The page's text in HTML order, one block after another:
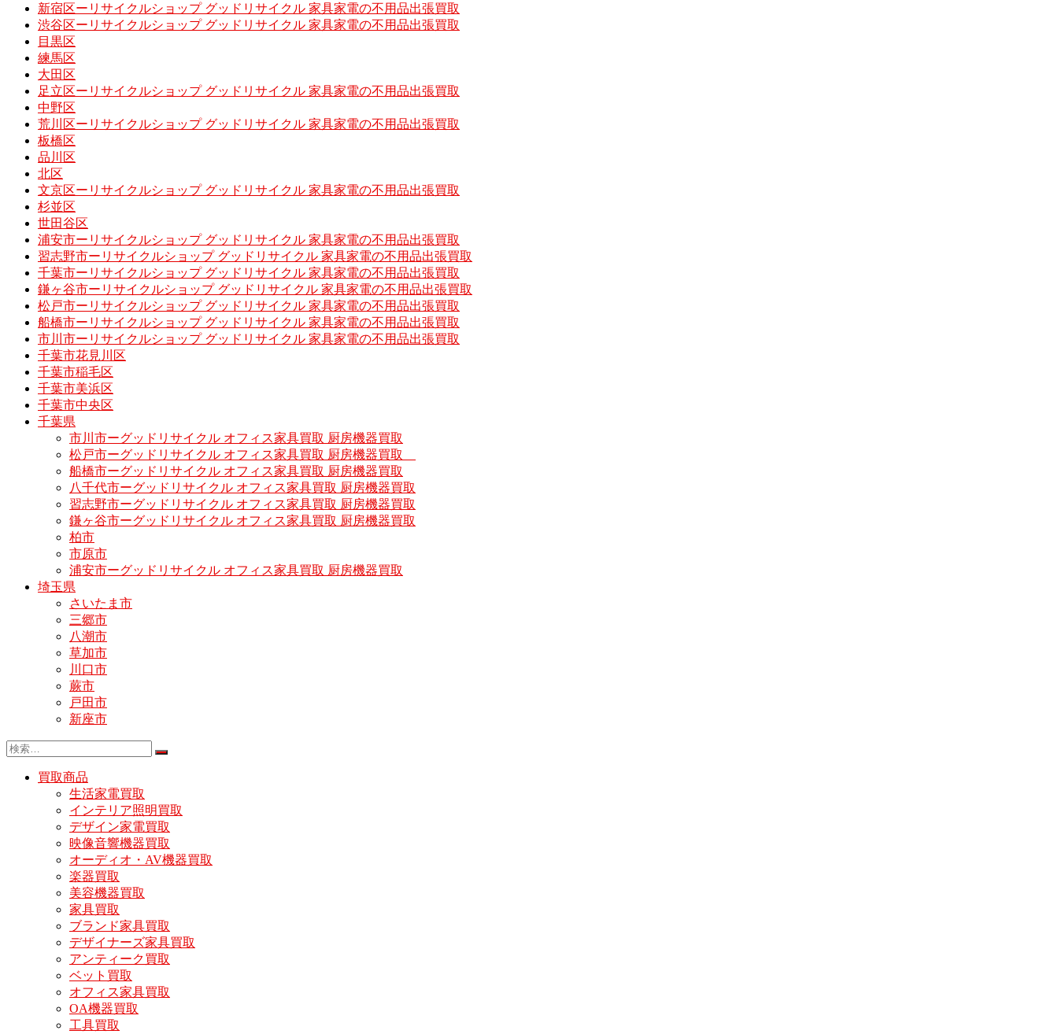
新宿区ーリサイクルショップ グッドリサイクル 家具家電の不用品出張買取
渋谷区ーリサイクルショップ グッドリサイクル 家具家電の不用品出張買取
目黒区
練馬区
大田区
足立区ーリサイクルショップ グッドリサイクル 家具家電の不用品出張買取
中野区
荒川区ーリサイクルショップ グッドリサイクル 家具家電の不用品出張買取
板橋区
品川区
北区
文京区ーリサイクルショップ グッドリサイクル 家具家電の不用品出張買取
杉並区
世田谷区
浦安市ーリサイクルショップ グッドリサイクル 家具家電の不用品出張買取
習志野市ーリサイクルショップ グッドリサイクル 家具家電の不用品出張買取
千葉市ーリサイクルショップ グッドリサイクル 家具家電の不用品出張買取
鎌ヶ谷市ーリサイクルショップ グッドリサイクル 家具家電の不用品出張買取
松戸市ーリサイクルショップ グッドリサイクル 家具家電の不用品出張買取
船橋市ーリサイクルショップ グッドリサイクル 家具家電の不用品出張買取
市川市ーリサイクルショップ グッドリサイクル 家具家電の不用品出張買取
千葉市花見川区
千葉市稲毛区
千葉市美浜区
千葉市中央区
千葉県
市川市ーグッドリサイクル オフィス家具買取 厨房機器買取
松戸市ーグッドリサイクル オフィス家具買取 厨房機器買取
船橋市ーグッドリサイクル オフィス家具買取 厨房機器買取
八千代市ーグッドリサイクル オフィス家具買取 厨房機器買取
習志野市ーグッドリサイクル オフィス家具買取 厨房機器買取
鎌ヶ谷市ーグッドリサイクル オフィス家具買取 厨房機器買取
柏市
市原市
浦安市ーグッドリサイクル オフィス家具買取 厨房機器買取
埼玉県
さいたま市
三郷市
八潮市
草加市
川口市
蕨市
戸田市
新座市
買取商品
生活家電買取
インテリア照明買取
デザイン家電買取
映像音響機器買取
オーディオ・AV機器買取
楽器買取
美容機器買取
家具買取
ブランド家具買取
デザイナーズ家具買取
アンティーク買取
ベット買取
オフィス家具買取
OA機器買取
工具買取